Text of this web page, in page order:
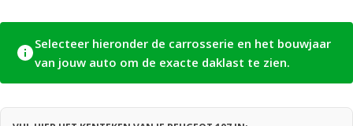
Selecteer hieronder de carrosserie en het bouwjaar
van jouw auto om de exacte daklast te zien.